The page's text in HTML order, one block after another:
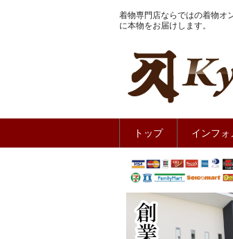
着物専門店ならではの着物オ
に本物をお届けします。
トップ インフォ